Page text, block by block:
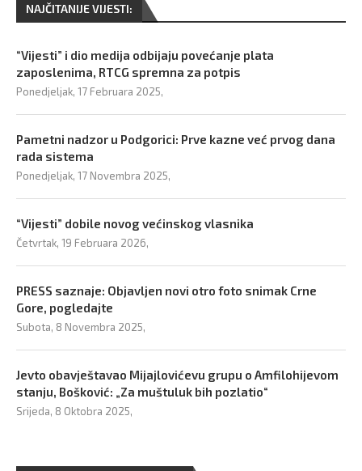
NAJČITANIJE VIJESTI:
“Vijesti” i dio medija odbijaju povećanje plata
zaposlenima, RTCG spremna za potpis
Ponedjeljak, 17 Februara 2025,
Pametni nadzor u Podgorici: Prve kazne već prvog dana
rada sistema
Ponedjeljak, 17 Novembra 2025,
“Vijesti” dobile novog većinskog vlasnika
Četvrtak, 19 Februara 2026,
PRESS saznaje: Objavljen novi otro foto snimak Crne
Gore, pogledajte
Subota, 8 Novembra 2025,
Jevto obavještavao Mijajlovićevu grupu o Amfilohijevom
stanju, Bošković: „Za muštuluk bih pozlatio“
Srijeda, 8 Oktobra 2025,